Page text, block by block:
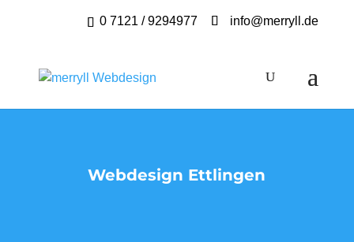
0 7121 / 9294977 info@merryll.de
Webdesign Ettlingen